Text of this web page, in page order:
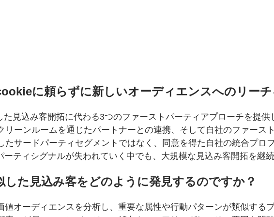
に頼らずに新しいオーディエンスへのリー
見込み客開拓に代わる3つのファーストパーティアプローチを提供
リーンルームを通じたパートナーとの連携、そして自社のファース
サードパーティセグメントではなく、同意を得た自社の統合プロ
ティシグナルが失われていく中でも、大規模な見込み客開拓を継
た見込み客をどのように発見するのですか？
値オーディエンスを分析し、重要な属性や行動パターンが類似する